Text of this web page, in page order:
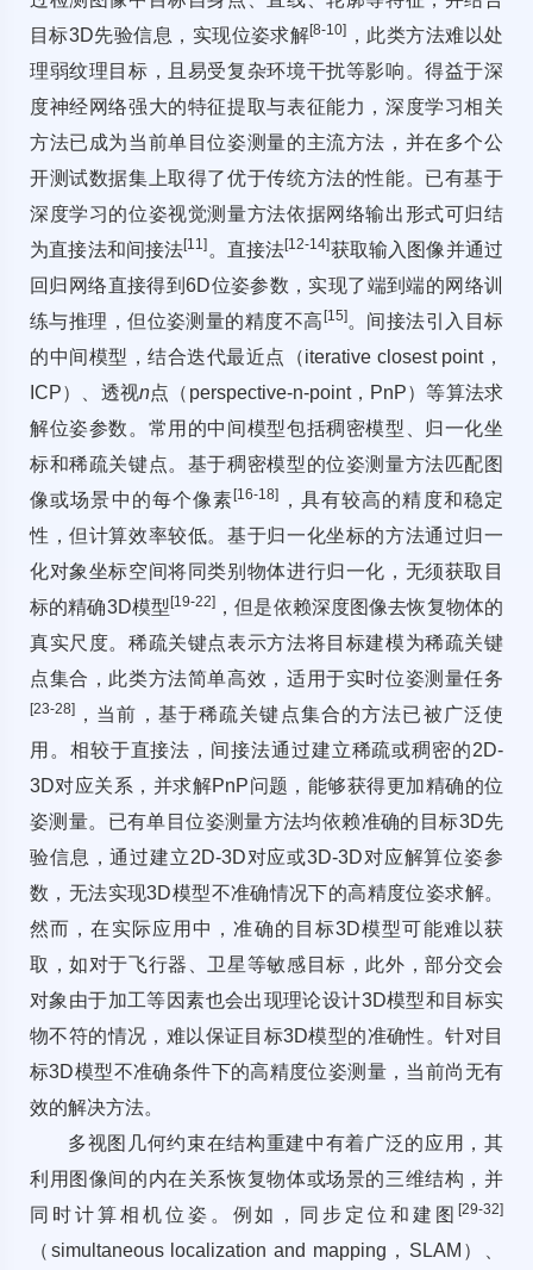
目标3D先验信息，实现位姿求解[8-10] ，此类方法难以处
理弱纹理目标，且易受复杂环境干扰等影响。得益于深
度神经网络强大的特征提取与表征能力，深度学习相关
方法已成为当前单目位姿测量的主流方法，并在多个公
开测试数据集上取得了优于传统方法的性能。已有基于
深度学习的位姿视觉测量方法依据网络输出形式可归结
为直接法和间接法[11] 。直接法[12-14]获取输入图像并通过
回归网络直接得到6D位姿参数，实现了端到端的网络训
练与推理，但位姿测量的精度不高[15]。间接法引入目标
的中间模型，结合迭代最近点（iterative closest point，
ICP）、透视n点（perspective-n-point，PnP）等算法求
解位姿参数。常用的中间模型包括稠密模型、归一化坐
标和稀疏关键点。基于稠密模型的位姿测量方法匹配图
像或场景中的每个像素[16-18]
，具有较高的精度和稳定
性，但计算效率较低。基于归一化坐标的方法通过归一
化对象坐标空间将同类别物体进行归一化，无须获取目
标的精确3D模型[19-22]，但是依赖深度图像去恢复物体的
真实尺度。稀疏关键点表示方法将目标建模为稀疏关键
点集合，此类方法简单高效，适用于实时位姿测量任务
[23-28] ，当前，基于稀疏关键点集合的方法已被广泛使
用。相较于直接法，间接法通过建立稀疏或稠密的2D-
3D对应关系，并求解PnP问题，能够获得更加精确的位
姿测量。已有单目位姿测量方法均依赖准确的目标3D先
验信息，通过建立2D-3D对应或3D-3D对应解算位姿参
数，无法实现3D模型不准确情况下的高精度位姿求解。
然而，在实际应用中，准确的目标3D模型可能难以获
取，如对于飞行器、卫星等敏感目标，此外，部分交会
对象由于加工等因素也会出现理论设计3D模型和目标实
物不符的情况，难以保证目标3D模型的准确性。针对目
标3D模型不准确条件下的高精度位姿测量，当前尚无有
效的解决方法。
多视图几何约束在结构重建中有着广泛的应用，其
利用图像间的内在关系恢复物体或场景的三维结构，并
同时计算相机位姿。例如，同步定位和建图 [29-32]
（simultaneous localization and mapping，SLAM）、